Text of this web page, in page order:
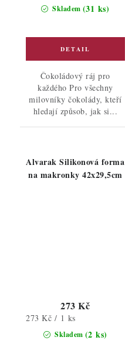
Skladem (31 ks)
cena:
Čokoládový ráj pro
každého Pro všechny
milovníky čokolády, kteří
hledají způsob, jak si...
Alvarak Silikonová forma
na makronky 42x29,5cm
Skladem (2 ks)
273 Kč
Měrná
273 Kč / 1 ks